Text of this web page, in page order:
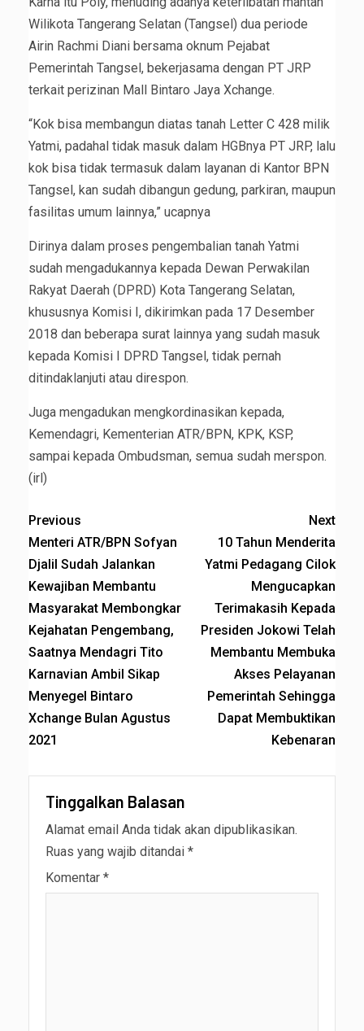
Wilikota Tangerang Selatan (Tangsel) dua periode
Airin Rachmi Diani bersama oknum Pejabat
Pemerintah Tangsel, bekerjasama dengan PT JRP
terkait perizinan Mall Bintaro Jaya Xchange.
“Kok bisa membangun diatas tanah Letter C 428 milik
Yatmi, padahal tidak masuk dalam HGBnya PT JRP, lalu
kok bisa tidak termasuk dalam layanan di Kantor BPN
Tangsel, kan sudah dibangun gedung, parkiran, maupun
fasilitas umum lainnya,” ucapnya
Dirinya dalam proses pengembalian tanah Yatmi
sudah mengadukannya kepada Dewan Perwakilan
Rakyat Daerah (DPRD) Kota Tangerang Selatan,
khususnya Komisi I, dikirimkan pada 17 Desember
2018 dan beberapa surat lainnya yang sudah masuk
kepada Komisi I DPRD Tangsel, tidak pernah
ditindaklanjuti atau direspon.
Juga mengadukan mengkordinasikan kepada,
Kemendagri, Kementerian ATR/BPN, KPK, KSP,
sampai kepada Ombudsman, semua sudah merspon.
(irl)
Previous
Menteri ATR/BPN Sofyan
Djalil Sudah Jalankan
Kewajiban Membantu
Masyarakat Membongkar
Kejahatan Pengembang,
Saatnya Mendagri Tito
Karnavian Ambil Sikap
Menyegel Bintaro
Xchange Bulan Agustus
2021
Next
10 Tahun Menderita
Yatmi Pedagang Cilok
Mengucapkan
Terimakasih Kepada
Presiden Jokowi Telah
Membantu Membuka
Akses Pelayanan
Pemerintah Sehingga
Dapat Membuktikan
Kebenaran
Tinggalkan Balasan
Alamat email Anda tidak akan dipublikasikan.
Ruas yang wajib ditandai *
Komentar *